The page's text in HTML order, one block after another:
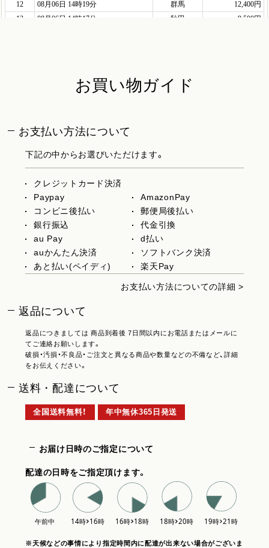
お買い物ガイド
お支払い方法について
下記の中からお選びいただけます。
クレジットカード決済
Paypay
AmazonPay
コンビニ後払い
郵便局後払い
銀行振込
代金引換
au Pay
d払い
auかんたん決済
ソフトバンク決済
あと払い(ペイディ)
楽天Pay
お支払い方法についての詳細 >
返品について
返品につきましては 商品到着後 7日間以内にお電話またはメールに
てご連絡お願いします。
破損・汚損・不良品・ご注文と異なる商品や数量などの不備など、詳細
をお伝えください。
送料・配達について
全国送料無料！ 年中無休365日発送
お届け日時のご指定について
配達の日時をご指定頂けます。
※天候などの事情により指定時間内に配達が出来ない場合がございま